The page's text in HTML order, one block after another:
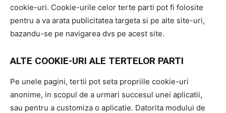
cookie-uri. Cookie-urile celor terte parti pot fi folosite
pentru a va arata publicitatea targeta si pe alte site-uri,
bazandu-se pe navigarea dvs pe acest site.
ALTE COOKIE-URI ALE TERTELOR PARTI
Pe unele pagini, tertii pot seta propriile cookie-uri
anonime, in scopul de a urmari succesul unei aplicatii,
sau pentru a customiza o aplicatie. Datorita modului de